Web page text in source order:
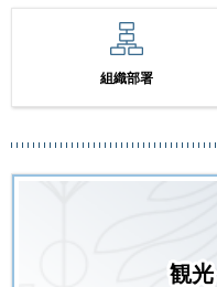
組織部署
観